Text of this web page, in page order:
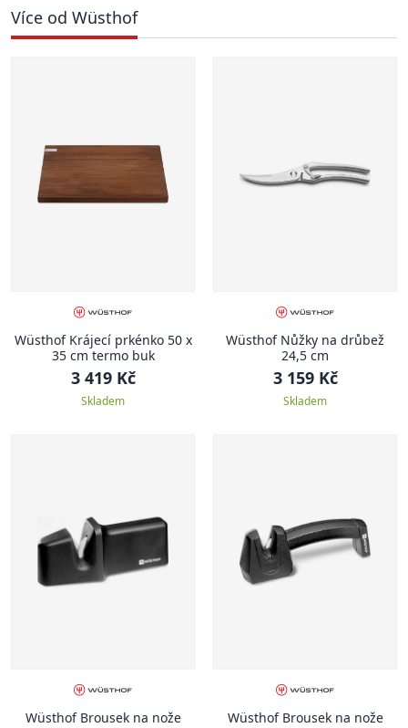
Více od Wüsthof
Wüsthof Krájecí prkénko 50 x
35 cm termo buk
3 419 Kč
Skladem
Wüsthof Nůžky na drůbež
24,5 cm
3 159 Kč
Skladem
Wüsthof Brousek na nože Wüsthof Brousek na nože